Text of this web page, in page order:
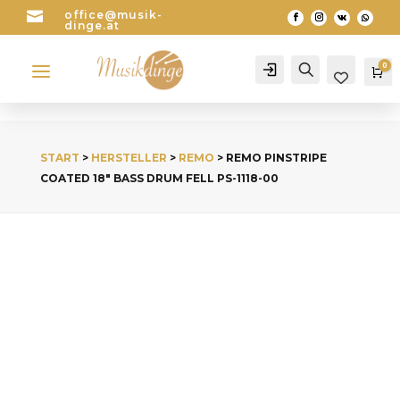

office@musik-
dinge.at
a Account Search 0
START > HERSTELLER > REMO > REMO PINSTRIPE
COATED 18″ BASS DRUM FELL PS-1118-00